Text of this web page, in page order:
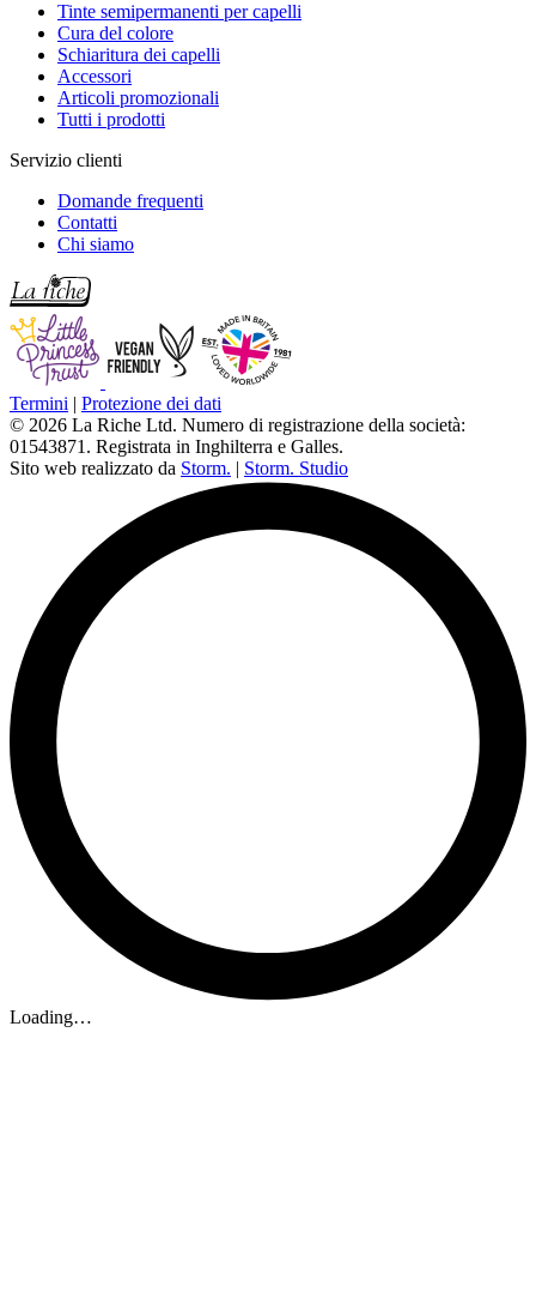
Tinte semipermanenti per capelli
Cura del colore
Schiaritura dei capelli
Accessori
Articoli promozionali
Tutti i prodotti
Servizio clienti
Domande frequenti
Contatti
Chi siamo
Termini | Protezione dei dati
© 2026 La Riche Ltd. Numero di registrazione della società:
01543871. Registrata in Inghilterra e Galles.
Sito web realizzato da Storm. | Storm. Studio
Loading…